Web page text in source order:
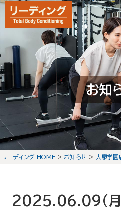
カンタン30
LINEで無
大泉学園
石神井公園
初回体験の流れ
お知
リーディング HOME> お知らせ > 大泉学園
2025.06.09(